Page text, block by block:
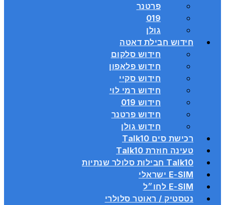
פרטנר
019
גולן
חידוש חבילת דאטה
חידוש סלקום
חידוש פלאפון
חידוש סקיי
חידוש רמי לוי
חידוש 019
חידוש פרטנר
חידוש גולן
רכישת סים Talk10
טעינה חוזרת Talk10
Talk10 חבילות סלולר שנתיות
E-SIM ישראלי
E-SIM לחו״ל
נטסטיק / ראוטר סלולרי